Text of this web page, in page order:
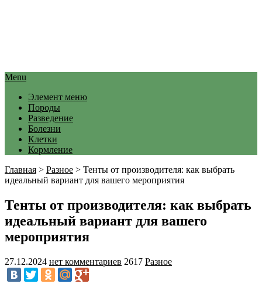
Menu
Элемент меню
Породы
Разведение
Болезни
Клетки
Кормление
Главная > Разное > Тенты от производителя: как выбрать
идеальный вариант для вашего мероприятия
Тенты от производителя: как выбрать
идеальный вариант для вашего
мероприятия
27.12.2024 нет комментариев 2617 Разное